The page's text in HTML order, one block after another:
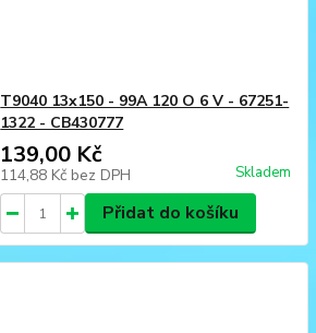
T9040 13x150 - 99A 120 O 6 V - 67251-
1322 - CB430777
139,00 Kč
114,88 Kč bez DPH Skladem
Přidat do košíku